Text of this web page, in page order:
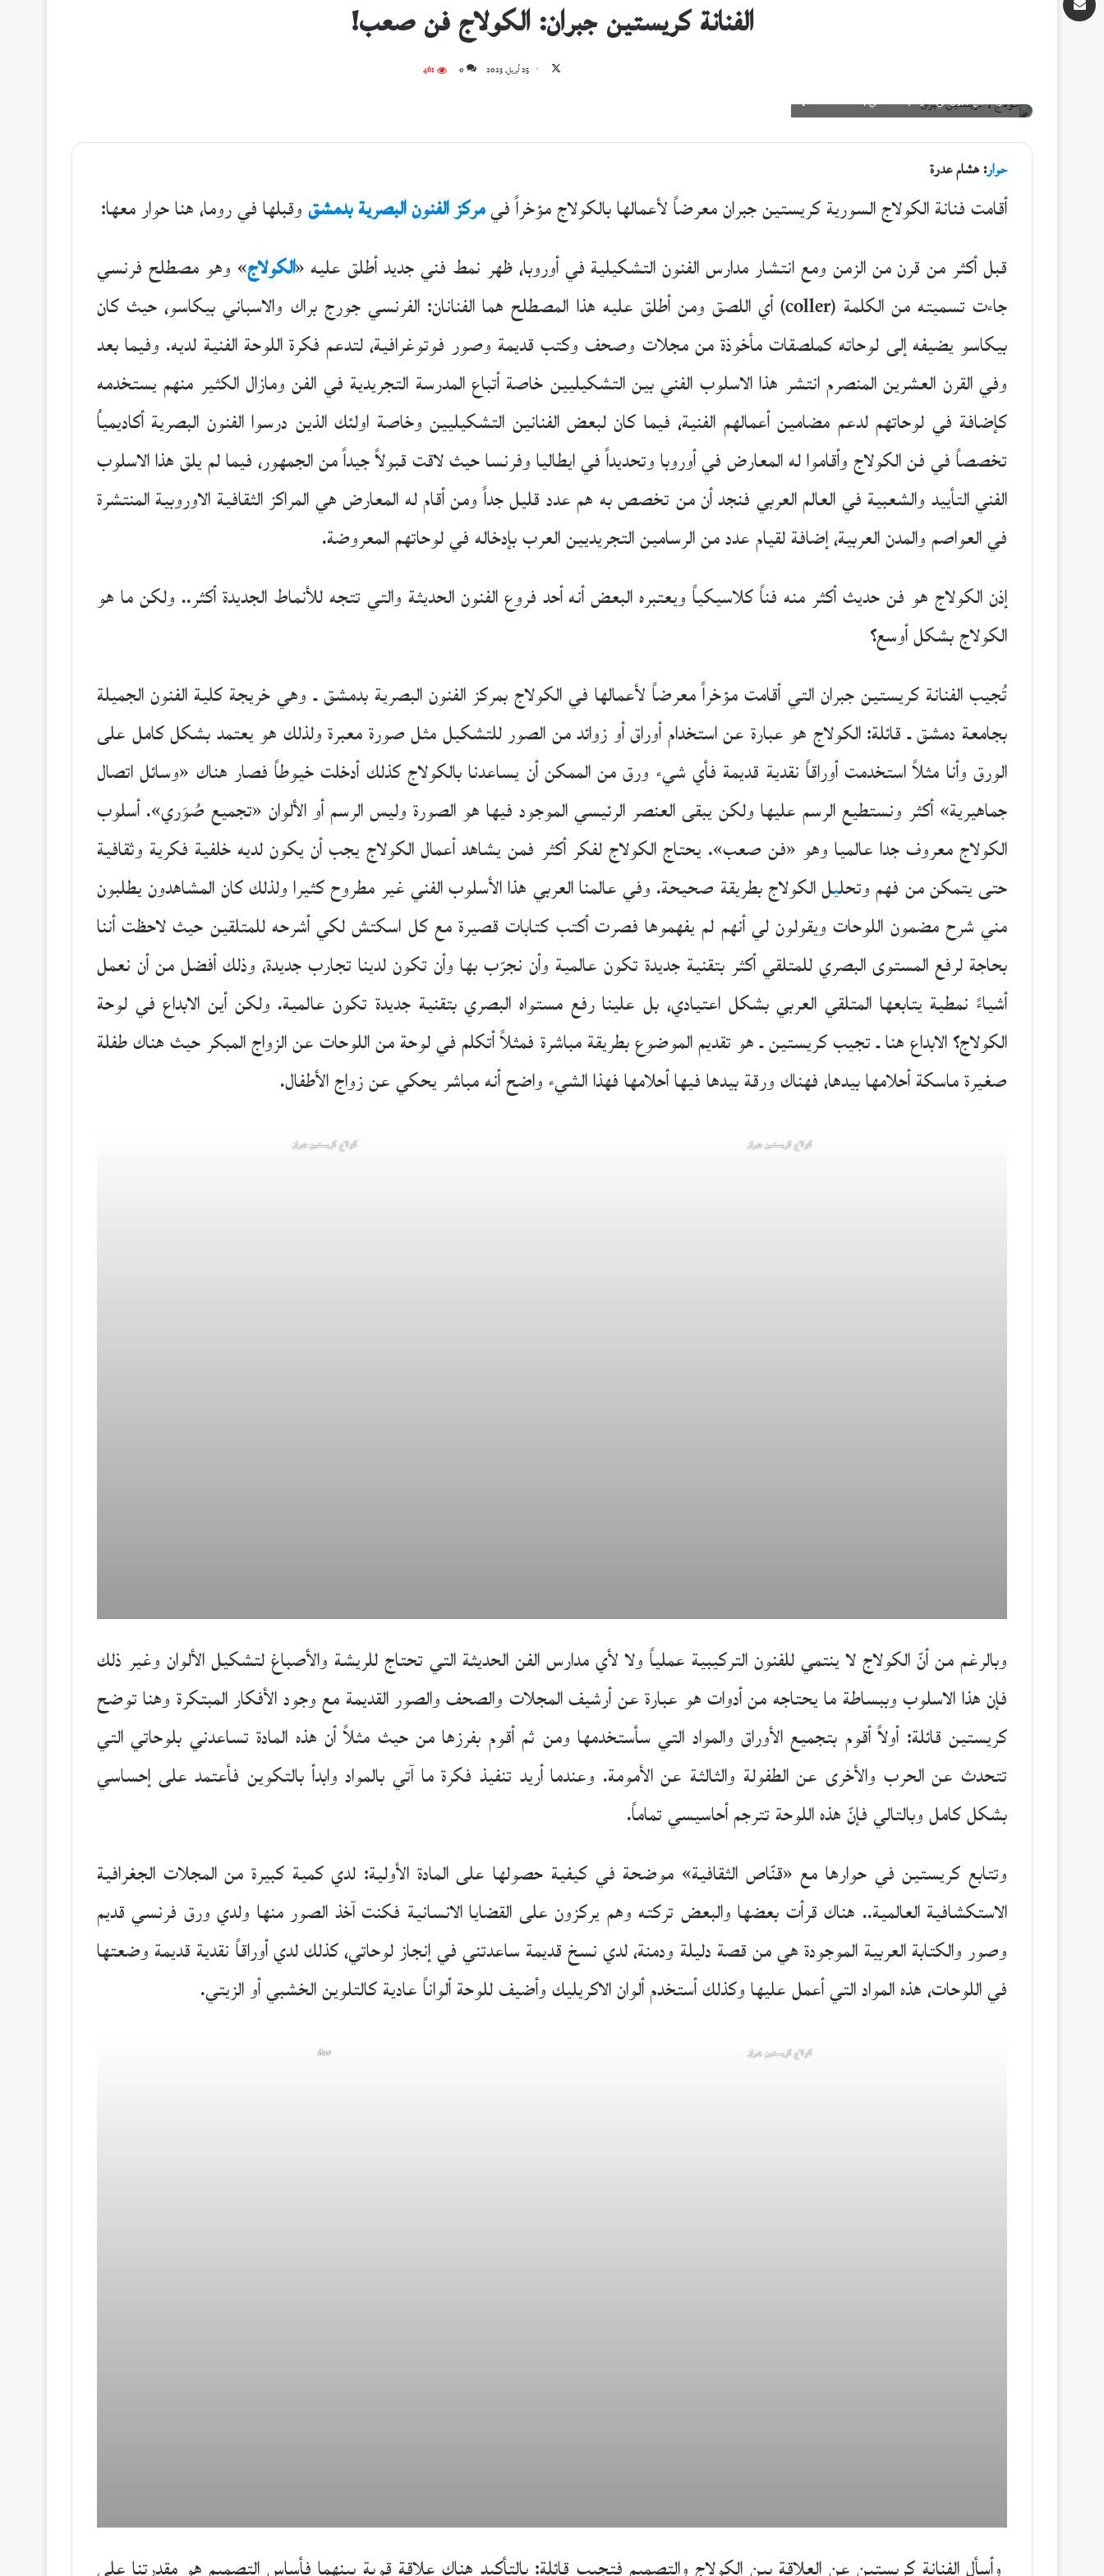
الفنانة كريستين جبران: الكولاج فن صعب!
25 أبريل، 2023 0
461
كريستين جبران في معرضها الدمشقي |qannaass.com
حوار: هشام عدرة
أقامت فنانة الكولاج السورية كريستين جبران معرضاً لأعمالها بالكولاج مؤخراً فيمركز الفنون البصرية بدمشقوقبلها في روما، هنا حوار معها:
قبل أكثر من قرن من الزمن ومع انتشار مدارس الفنون التشكيلية في أوروبا، ظهر نمط فني جديد أطلق عليه «الكولاج» وهو مصطلح فرنسي
جاءت تسميته من الكلمة (coller) أي اللصق ومن أطلق عليه هذا المصطلح هما الفنانان: الفرنسي جورج براك والاسباني بيكاسو، حيث كان
بيكاسو يضيفه إلى لوحاته كملصقات مأخوذة من مجلات وصحف وكتب قديمة وصور فوتوغرافية، لتدعم فكرة اللوحة الفنية لديه. وفيما بعد
وفي القرن العشرين المنصرم انتشر هذا الاسلوب الفني بين التشكيليين خاصة أتباع المدرسة التجريدية في الفن ومازال الكثير منهم يستخدمه
كإضافة في لوحاتهم لدعم مضامين أعمالهم الفنية، فيما كان لبعض الفنانين التشكيليين وخاصة اولئك الذين درسوا الفنون البصرية أكاديمياُ
تخصصاً في فن الكولاج وأقاموا له المعارض في أوروبا وتحديداً في ايطاليا وفرنسا حيث لاقت قبولاً جيداً من الجمهور، فيما لم يلق هذا الاسلوب
الفني التأييد والشعبية في العالم العربي فنجد أن من تخصص به هم عدد قليل جداً ومن أقام له المعارض هي المراكز الثقافية الاوروبية المنتشرة
في العواصم والمدن العربية، إضافة لقيام عدد من الرسامين التجريديين العرب بإدخاله في لوحاتهم المعروضة.
إذن الكولاج هو فن حديث أكثر منه فناً كلاسيكياً ويعتبره البعض أنه أحد فروع الفنون الحديثة والتي تتجه للأنماط الجديدة أكثر.. ولكن ما هو
الكولاج بشكل أوسع؟
تُجيب الفنانة كريستين جبران التي أقامت مؤخراً معرضاً لأعمالها في الكولاج بمركز الفنون البصرية بدمشق ـ وهي خريجة كلية الفنون الجميلة
بجامعة دمشق ـ قائلة: الكولاج هو عبارة عن استخدام أوراق أو زوائد من الصور للتشكيل مثل صورة معبرة ولذلك هو يعتمد بشكل كامل على
الورق وأنا مثلاً استخدمت أوراقاً نقدية قديمة فأي شيء ورق من الممكن أن يساعدنا بالكولاج كذلك أدخلت خيوطاً فصار هناك «وسائل اتصال
جماهيرية» أكثر ونستطيع الرسم عليها ولكن يبقى العنصر الرئيسي الموجود فيها هو الصورة وليس الرسم أو الألوان «تجميع صُوَري». أسلوب
الكولاج معروف جدا عالميا وهو «فن صعب». يحتاج الكولاج لفكر أكثر فمن يشاهد أعمال الكولاج يجب أن يكون لديه خلفية فكرية وثقافية
حتى يتمكن من فهم وتحليل الكولاج بطريقة صحيحة. وفي عالمنا العربي هذا الأسلوب الفني غير مطروح كثيرا ولذلك كان المشاهدون يطلبون
مني شرح مضمون اللوحات ويقولون لي أنهم لم يفهموها فصرت أكتب كتابات قصيرة مع كل اسكتش لكي أشرحه للمتلقين حيث لاحظت أننا
بحاجة لرفع المستوى البصري للمتلقي أكثر بتقنية جديدة تكون عالمية وأن نجرّب بها وأن تكون لدينا تجارب جديدة، وذلك أفضل من أن نعمل
أشياءً نمطية يتابعها المتلقي العربي بشكل اعتيادي، بل علينا رفع مستواه البصري بتقنية جديدة تكون عالمية. ولكن أين الابداع في لوحة
الكولاج؟ الابداع هنا ـ تجيب كريستين ـ هو تقديم الموضوع بطريقة مباشرة فمثلاً أتكلم في لوحة من اللوحات عن الزواج المبكر حيث هناك طفلة
صغيرة ماسكة أحلامها بيدها، فهناك ورقة بيدها فيها أحلامها فهذا الشيء واضح أنه مباشر يحكي عن زواج الأطفال.
كولاج كريستين جبران كولاج كريستين جبران
وبالرغم من أنّ الكولاج لا ينتمي للفنون التركيبية عملياً ولا لأي مدارس الفن الحديثة التي تحتاج للريشة والأصباغ لتشكيل الألوان وغير ذلك
فإن هذا الاسلوب وببساطة ما يحتاجه من أدوات هو عبارة عن أرشيف المجلات والصحف والصور القديمة مع وجود الأفكار المبتكرة وهنا توضح
كريستين قائلة: أولاً أقوم بتجميع الأوراق والمواد التي سأستخدمها ومن ثم أقوم بفرزها من حيث مثلاً أن هذه المادة تساعدني بلوحاتي التي
تتحدث عن الحرب والأخرى عن الطفولة والثالثة عن الأمومة. وعندما أريد تنفيذ فكرة ما آتي بالمواد وابدأ بالتكوين فأعتمد على إحساسي
بشكل كامل وبالتالي فإنّ هذه اللوحة تترجم أحاسيسي تماماً.
وتتابع كريستين في حوارها مع «قنّاص الثقافية» موضحة في كيفية حصولها على المادة الأولية: لدي كمية كبيرة من المجلات الجغرافية
الاستكشافية العالمية.. هناك قرأت بعضها والبعض تركته وهم يركزون على القضايا الانسانية فكنت آخذ الصور منها ولدي ورق فرنسي قديم
وصور والكتابة العربية الموجودة هي من قصة دليلة ودمنة، لدي نسخ قديمة ساعدتني في إنجاز لوحاتي، كذلك لدي أوراقاً نقدية قديمة وضعتها
في اللوحات، هذه المواد التي أعمل عليها وكذلك أستخدم ألوان الاكريليك وأضيف للوحة ألواناً عادية كالتلوين الخشبي أو الزيتي.
كولاج كريستين جبران dav